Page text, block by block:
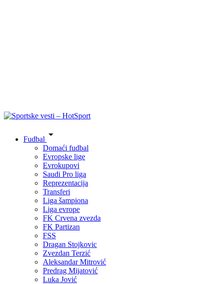
Fudbal
Domaći fudbal
Evropske lige
Evrokupovi
Saudi Pro liga
Reprezentacija
Transferi
Liga šampiona
Liga evrope
FK Crvena zvezda
FK Partizan
FSS
Dragan Stojkovic
Zvezdan Terzić
Aleksandar Mitrović
Predrag Mijatović
Luka Jović